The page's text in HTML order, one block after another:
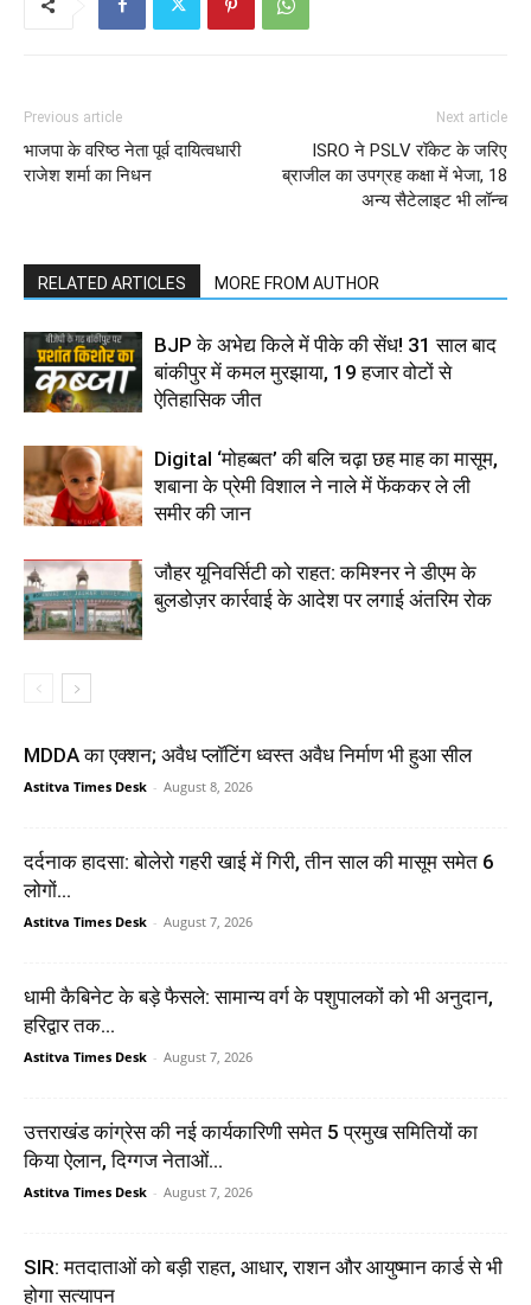
Previous article
भाजपा के वरिष्ठ नेता पूर्व दायित्वधारी
राजेश शर्मा का निधन
Next article
ISRO ने PSLV रॉकेट के जरिए
ब्राजील का उपग्रह कक्षा में भेजा, 18
अन्य सैटेलाइट भी लॉन्च
RELATED ARTICLES MORE FROM AUTHOR
BJP के अभेद्य किले में पीके की सेंध! 31 साल बाद
बांकीपुर में कमल मुरझाया, 19 हजार वोटों से
ऐतिहासिक जीत
Digital ‘मोहब्बत’ की बलि चढ़ा छह माह का मासूम,
शबाना के प्रेमी विशाल ने नाले में फेंककर ले ली
समीर की जान
जौहर यूनिवर्सिटी को राहत: कमिश्नर ने डीएम के
बुलडोज़र कार्रवाई के आदेश पर लगाई अंतरिम रोक
MDDA का एक्शन; अवैध प्लॉटिंग ध्वस्त अवैध निर्माण भी हुआ सील
Astitva Times Desk - August 8, 2026
दर्दनाक हादसा: बोलेरो गहरी खाई में गिरी, तीन साल की मासूम समेत 6
लोगों...
Astitva Times Desk - August 7, 2026
धामी कैबिनेट के बड़े फैसले: सामान्य वर्ग के पशुपालकों को भी अनुदान,
हरिद्वार तक...
Astitva Times Desk - August 7, 2026
उत्तराखंड कांग्रेस की नई कार्यकारिणी समेत 5 प्रमुख समितियों का
किया ऐलान, दिग्गज नेताओं...
Astitva Times Desk - August 7, 2026
SIR: मतदाताओं को बड़ी राहत, आधार, राशन और आयुष्मान कार्ड से भी
होगा सत्यापन